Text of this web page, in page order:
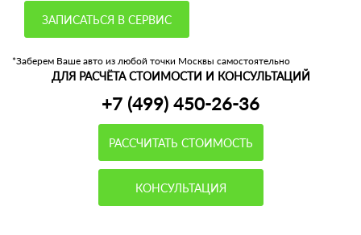
ЗАПИСАТЬСЯ В СЕРВИС
*Заберем Ваше авто из любой точки Москвы самостоятельно
ДЛЯ РАСЧЁТА СТОИМОСТИ И КОНСУЛЬТАЦИЙ
+7 (499) 450-26-36
РАССЧИТАТЬ СТОИМОСТЬ
КОНСУЛЬТАЦИЯ